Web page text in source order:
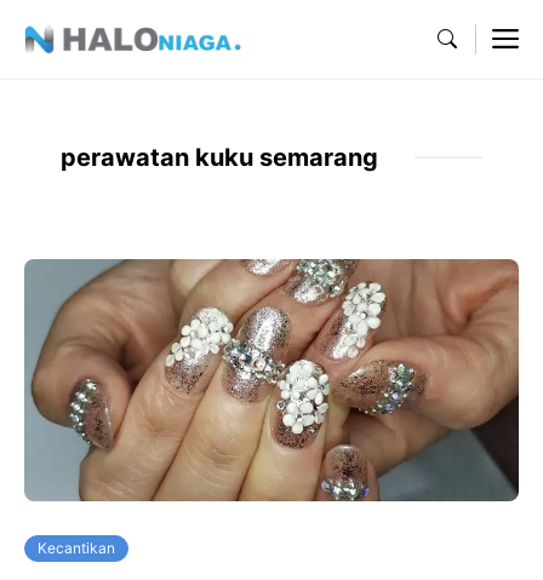
perawatan kuku semarang
Kecantikan